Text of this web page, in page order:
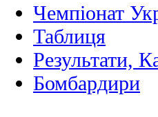
Чемпіонат
Таблиця
Результати,
Бомбардири